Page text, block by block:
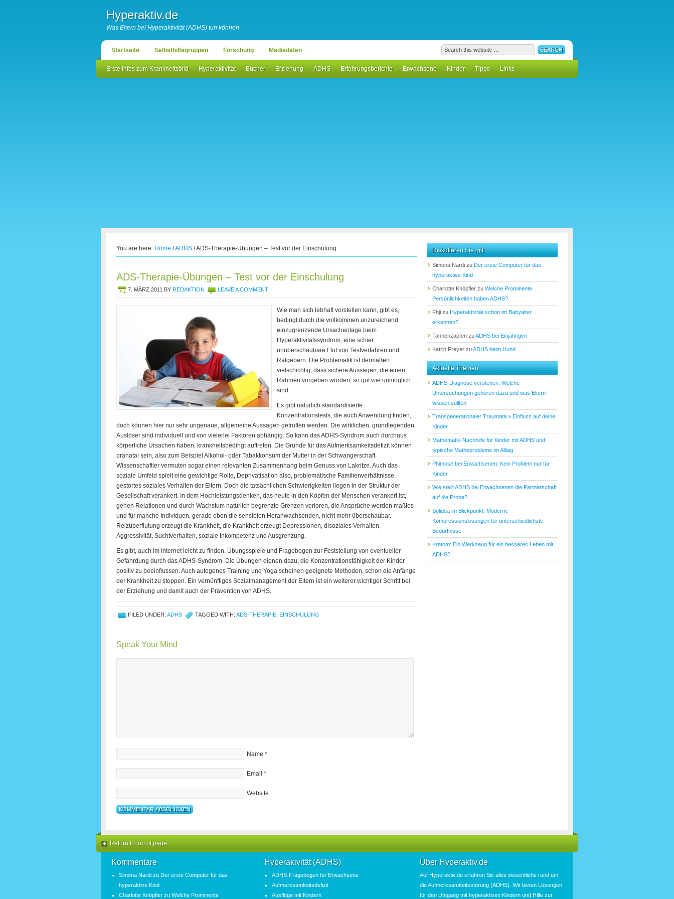
Hyperaktiv.de
Was Eltern bei Hyperaktivität (ADHS) tun können
Startseite Selbsthilfegruppen Forschung Mediadaten
Erste Infos zum Krankheitsbild Hyperaktivität Bücher Erziehung ADHS Erfahrungsberichte Erwachsene Kinder Tipps Links
You are here: Home /ADHS /ADS-Therapie-Übungen – Test vor der Einschulung
ADS-Therapie-Übungen – Test vor der Einschulung
7. MÄRZ 2011 BY REDAKTION LEAVE A COMMENT
Wie man sich lebhaft vorstellen kann, gibt es,
bedingt durch die vollkommen unzureichend
einzugrenzende Ursachenlage beim
Hyperaktivitätssyndrom, eine schier
unüberschaubare Flut von Testverfahren und
Ratgebern. Die Problematik ist dermaßen
vielschichtig, dass sichere Aussagen, die einen
Rahmen vorgeben würden, so gut wie unmöglich
sind.
Es gibt natürlich standardisierte
Konzentrationstests, die auch Anwendung finden,
doch können hier nur sehr ungenaue, allgemeine Aussagen getroffen werden. Die wirklichen, grundlegenden
Auslöser sind individuell und von vielerlei Faktoren abhängig. So kann das ADHS-Syndrom auch durchaus
körperliche Ursachen haben, krankheitsbedingt auftreten. Die Gründe für das Aufmerksamkeitsdefizit können
pränatal sein, also zum Beispiel Alkohol- oder Tabakkonsum der Mutter in der Schwangerschaft.
Wissenschaftler vermuten sogar einen relevanten Zusammenhang beim Genuss von Lakritze. Auch das
soziale Umfeld spielt eine gewichtige Rolle, Deprivatisation also, problematische Familienverhältnisse,
gestörtes soziales Verhalten der Eltern. Doch die tatsächlichen Schwierigkeiten liegen in der Struktur der
Gesellschaft verankert. In dem Hochleistungsdenken, das heute in den Köpfen der Menschen verankert ist,
gehen Relationen und durch Wachstum natürlich begrenzte Grenzen verloren, die Ansprüche werden maßlos
und für manche Individuen, gerade eben die sensiblen Heranwachsenden, nicht mehr überschaubar.
Reizüberflutung erzeugt die Krankheit, die Krankheit erzeugt Depressionen, disoziales Verhalten,
Aggressivität, Suchtverhalten, soziale Inkompetenz und Ausgrenzung.
Es gibt, auch im Internet leicht zu finden, Übungsspiele und Fragebogen zur Feststellung von eventueller
Gefährdung durch das ADHS-Syndrom. Die Übungen dienen dazu, die Konzentrationsfähigkeit der Kinder
positiv zu beeinflussen. Auch autogenes Training und Yoga scheinen geeignete Methoden, schon die Anfänge
der Krankheit zu stoppen. Ein vernünftiges Sozialmanagement der Eltern ist ein weiterer wichtiger Schritt bei
der Erziehung und damit auch der Prävention von ADHS.
FILED UNDER: ADHS TAGGED WITH: ADS-THERAPIE EINSCHULUNG
Speak Your Mind
Name *
Email *
Website
Diskutieren Sie mit:
Simona Nardi zu Der erste Computer für das
hyperaktive Kind
Charlotte Knöpfler zu Welche Prominente
Persönlichkeiten haben ADHS?
Fhji zu Hyperaktivität schon im Babyalter
erkennen?
Tannenzapfen zuADHS bei Einjährigen
Katrin Freyer zuADHS beim Hund
Aktuelle Themen
ADHS-Diagnose verstehen: Welche
Untersuchungen gehören dazu und was Eltern
wissen sollten
Transgenerationaler Traumata » Einfluss auf deine
Kinder
Mathematik-Nachhilfe für Kinder mit ADHS und
typische Matheprobleme im Alltag
Phimose bei Erwachsenen: Kein Problem nur für
Kinder
Wie stellt ADHS bei Erwachsenen die Partnerschaft
auf die Probe?
Solidea im Blickpunkt: Moderne
Kompressionslösungen für unterschiedlichste
Bedürfnisse
Kratom: Ein Werkzeug für ein besseres Leben mit
ADHS?
Return to top of page
Kommentare
Simona Nardi zu Der erste Computer für das
hyperaktive Kind
Charlotte Knöpfler zu Welche Prominente
Hyperakivität (ADHS)
ADHS-Fragebogen für Erwachsene
Aufmerksamkeitsdefizit
Ausflüge mit Kindern
Über Hyperaktiv.de
Auf Hyperaktiv.de erfahren Sie alles wesentliche rund um
dieAufmerksamkeitsstörung (ADHS). Wir bieten Lösungen
für den Umgang mit hyperaktiven Kindern und Hilfe zur